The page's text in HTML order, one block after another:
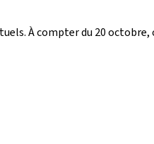
À compter du 20